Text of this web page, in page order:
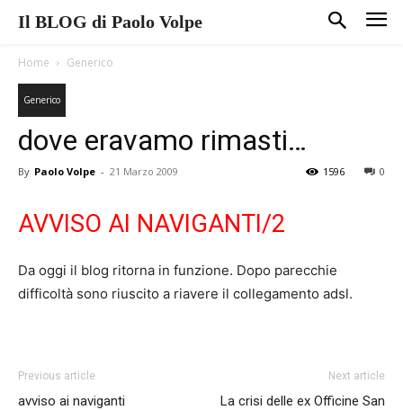
Il BLOG di Paolo Volpe
Home Generico
Generico
dove eravamo rimasti…
By Paolo Volpe - 21 Marzo 2009 0
1596
AVVISO AI NAVIGANTI/2
Da oggi il blog ritorna in funzione. Dopo parecchie
difficoltà sono riuscito a riavere il collegamento adsl.
Previous article
avviso ai naviganti
Next article
La crisi delle ex Officine San